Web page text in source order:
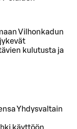
Vilhonkadun
kulutusta ja
Yhdysvaltain